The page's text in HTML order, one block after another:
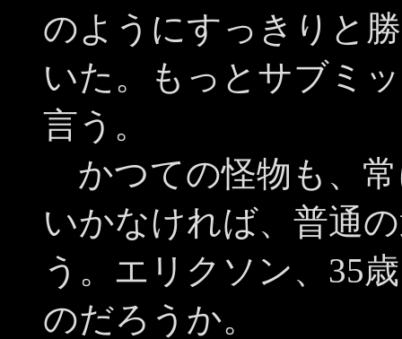
のようにすっきりと
いた。もっとサブミ
言う。
かつての怪物も、
いかなければ、普通
う。エリクソン、35
のだろうか。